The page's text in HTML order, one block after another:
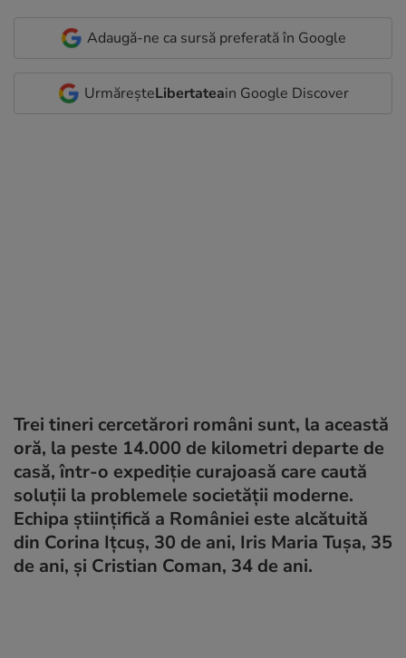
Adaugă-ne ca sursă preferată în Google
UrmăreșteLibertateain Google Discover
Trei tineri cercetărori români sunt, la această
oră, la peste 14.000 de kilometri departe de
casă, într-o expediţie curajoasă care caută
soluţii la problemele societăţii moderne.
Echipa ştiinţifică a României este alcătuită
din Corina Ițcuș, 30 de ani, Iris Maria Tușa, 35
de ani, şi Cristian Coman, 34 de ani.